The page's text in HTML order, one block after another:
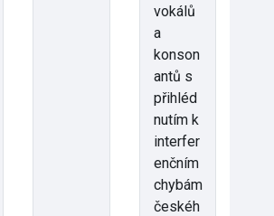
vokálů
a
konson
antů s
přihléd
nutím k
interfer
enčním
chybám
českéh